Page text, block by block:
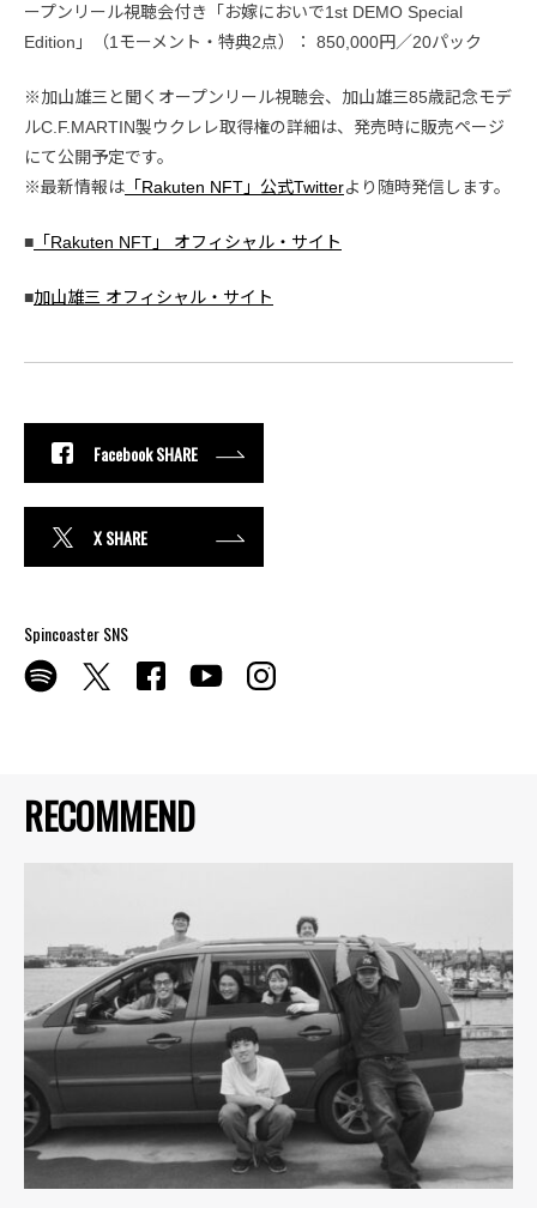
RECOMMEND
ープンリール視聴会付き「お嫁においで1st DEMO Special
Edition」（1モーメント・特典2点）： 850,000円／20パック
※加山雄三と聞くオープンリール視聴会、加山雄三85歳記念モデ
ルC.F.MARTIN製ウクレレ取得権の詳細は、発売時に販売ページ
にて公開予定です。
※最新情報は 「Rakuten NFT」公式Twitterより随時発信します。
■ 「Rakuten NFT」 オフィシャル・サイト
■加山雄三 オフィシャル・サイト
Facebook SHARE
X SHARE
Spincoaster SNS